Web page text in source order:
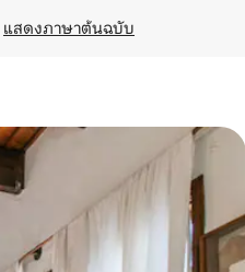
แสดงภาษาต้นฉบับ